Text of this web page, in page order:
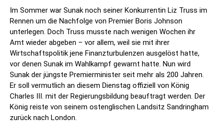
Im Sommer war Sunak noch seiner Konkurrentin Liz Truss im
Rennen um die Nachfolge von Premier Boris Johnson
unterlegen. Doch Truss musste nach wenigen Wochen ihr
Amt wieder abgeben – vor allem, weil sie mit ihrer
Wirtschaftspolitik jene Finanzturbulenzen ausgelöst hatte,
vor denen Sunak im Wahlkampf gewarnt hatte. Nun wird
Sunak der jüngste Premierminister seit mehr als 200 Jahren.
Er soll vermutlich an diesem Dienstag offiziell von König
Charles III. mit der Regierungsbildung beauftragt werden. Der
König reiste von seinem ostenglischen Landsitz Sandringham
zurück nach London.